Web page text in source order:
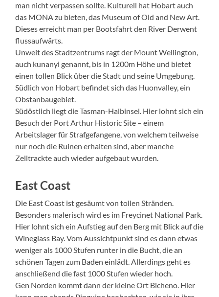
man nicht verpassen sollte. Kulturell hat Hobart auch
das MONA zu bieten, das Museum of Old and New Art.
Dieses erreicht man per Bootsfahrt den River Derwent
flussaufwärts.
Unweit des Stadtzentrums ragt der Mount Wellington,
auch kunanyi genannt, bis in 1200m Höhe und bietet
einen tollen Blick über die Stadt und seine Umgebung.
Südlich von Hobart befindet sich das Huonvalley, ein
Obstanbaugebiet.
Südöstlich liegt die Tasman-Halbinsel. Hier lohnt sich ein
Besuch der Port Arthur Historic Site – einem
Arbeitslager für Strafgefangene, von welchem teilweise
nur noch die Ruinen erhalten sind, aber manche
Zelltrackte auch wieder aufgebaut wurden.
East Coast
Die East Coast ist gesäumt von tollen Stränden.
Besonders malerisch wird es im Freycinet National Park.
Hier lohnt sich ein Aufstieg auf den Berg mit Blick auf die
Wineglass Bay. Vom Aussichtpunkt sind es dann etwas
weniger als 1000 Stufen runter in die Bucht, die an
schönen Tagen zum Baden einlädt. Allerdings geht es
anschließend die fast 1000 Stufen wieder hoch.
Gen Norden kommt dann der kleine Ort Bicheno. Hier